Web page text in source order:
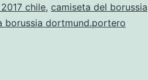
chile, camiseta del borussia
borussia dortmund.portero